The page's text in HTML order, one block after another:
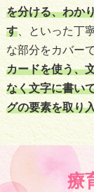
を分ける、わか
す、といった丁
な部分をカバー
カードを使う、
なく文字に書い
グの要素を取り
療